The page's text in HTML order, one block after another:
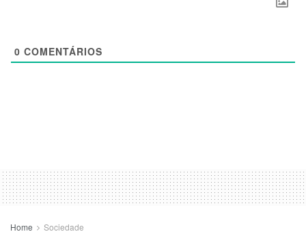
0 COMENTÁRIOS
Home Sociedade